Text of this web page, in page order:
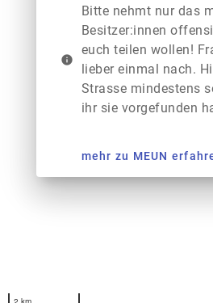
info
Bitte nehmt nur das
Besitzer:innen
euch teilen wollen!
lieber einmal nach.
Strasse mindestens
ihr sie vorgefunden
mehr zu MEUN